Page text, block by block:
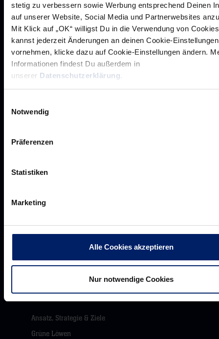
stetig zu verbessern sowie Werbung entsprechend Deinen
auf unserer Website, Social Media und Partnerwebsites
Mit Klick auf „OK“ willigst Du in die Verwendung von
kannst jederzeit Änderungen an deinen Cookie-Einstellungen
vornehmen, klicke dazu auf Cookie-Einstellungen ändern.
Informationen findest Du außerdem in
unserer Datenschutzerklärung.
Notwendig
Präferenzen
Statistiken
Marketing
Alle Cookies akzeptieren
Nur notwendige Cookies
Löwenherz
Ansprechpartner*innen
VIP Dauerkarten
Networking
Mikrosponsoring
Ansatz, Strategie & Ziele
Grüne Löwen